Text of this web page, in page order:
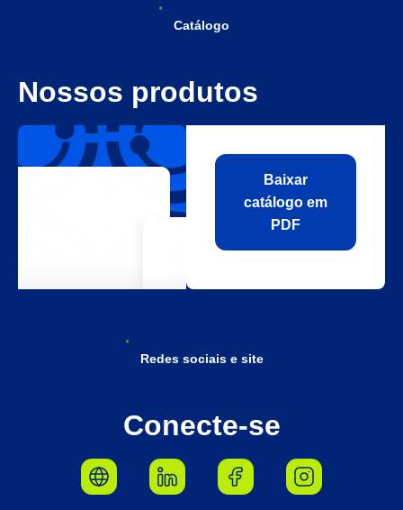
Catálogo
Nossos produtos
Baixar
catálogo em
PDF
Redes sociais e site
Conecte-se